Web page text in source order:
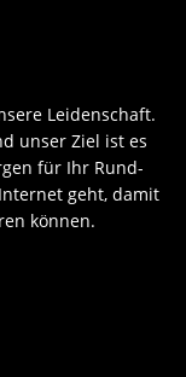
Leidenschaft.
unser Ziel ist es
für Ihr Rund-
geht, damit
können.